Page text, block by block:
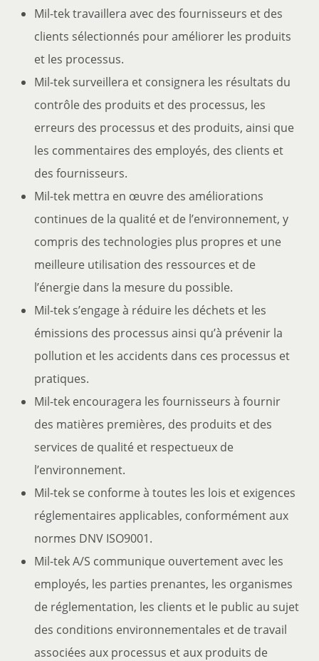
Mil-tek travaillera avec des fournisseurs et des
clients sélectionnés pour améliorer les produits
et les processus.
Mil-tek surveillera et consignera les résultats du
contrôle des produits et des processus, les
erreurs des processus et des produits, ainsi que
les commentaires des employés, des clients et
des fournisseurs.
Mil-tek mettra en œuvre des améliorations
continues de la qualité et de l’environnement, y
compris des technologies plus propres et une
meilleure utilisation des ressources et de
l’énergie dans la mesure du possible.
Mil-tek s’engage à réduire les déchets et les
émissions des processus ainsi qu’à prévenir la
pollution et les accidents dans ces processus et
pratiques.
Mil-tek encouragera les fournisseurs à fournir
des matières premières, des produits et des
services de qualité et respectueux de
l’environnement.
Mil-tek se conforme à toutes les lois et exigences
réglementaires applicables, conformément aux
normes DNV ISO9001.
Mil-tek A/S communique ouvertement avec les
employés, les parties prenantes, les organismes
de réglementation, les clients et le public au sujet
des conditions environnementales et de travail
associées aux processus et aux produits de